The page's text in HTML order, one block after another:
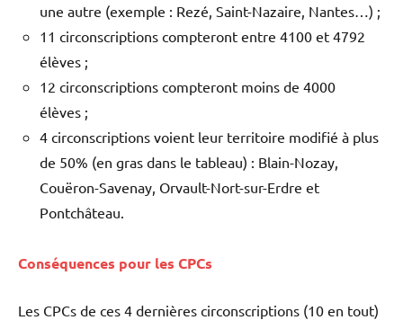
une autre (exemple : Rezé, Saint-Nazaire, Nantes…) ;
11 circonscriptions compteront entre 4100 et 4792
élèves ;
12 circonscriptions compteront moins de 4000
élèves ;
4 circonscriptions voient leur territoire modifié à plus
de 50% (en gras dans le tableau) : Blain-Nozay,
Couëron-Savenay, Orvault-Nort-sur-Erdre et
Pontchâteau.
Conséquences pour les CPCs
Les CPCs de ces 4 dernières circonscriptions (10 en tout)